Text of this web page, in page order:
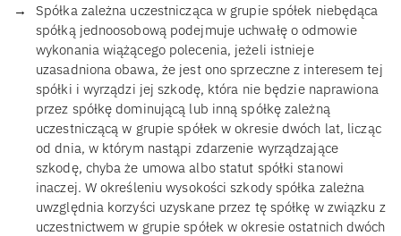
Spółka zależna uczestnicząca w grupie spółek niebędąca
spółką jednoosobową podejmuje uchwałę o odmowie
wykonania wiążącego polecenia, jeżeli istnieje
uzasadniona obawa, że jest ono sprzeczne z interesem tej
spółki i wyrządzi jej szkodę, która nie będzie naprawiona
przez spółkę dominującą lub inną spółkę zależną
uczestniczącą w grupie spółek w okresie dwóch lat, licząc
od dnia, w którym nastąpi zdarzenie wyrządzające
szkodę, chyba że umowa albo statut spółki stanowi
inaczej. W określeniu wysokości szkody spółka zależna
uwzględnia korzyści uzyskane przez tę spółkę w związku z
uczestnictwem w grupie spółek w okresie ostatnich dwóch